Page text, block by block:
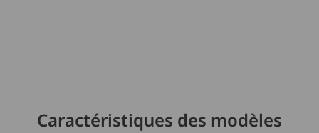
Caractéristiques des modèles